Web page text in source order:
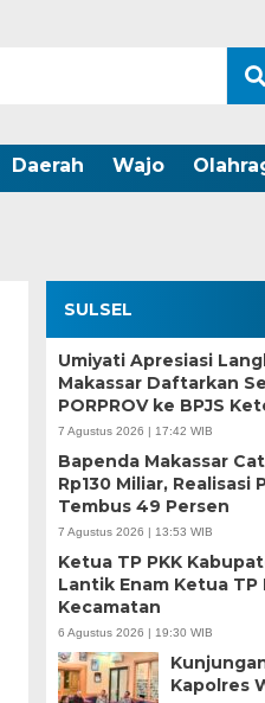
Daerah Wajo
SULSEL
Umiyati Apresiasi
Makassar Daftarkan
PORPROV ke BPJS
7 Agustus 2026 | 17:42 WIB
Bapenda Makassar
Rp130 Miliar, Realisasi
Tembus 49 Persen
7 Agustus 2026 | 13:53 WIB
Ketua TP PKK
Lantik Enam Ketua TP
Kecamatan
6 Agustus 2026 | 19:30 WIB
Kapolres